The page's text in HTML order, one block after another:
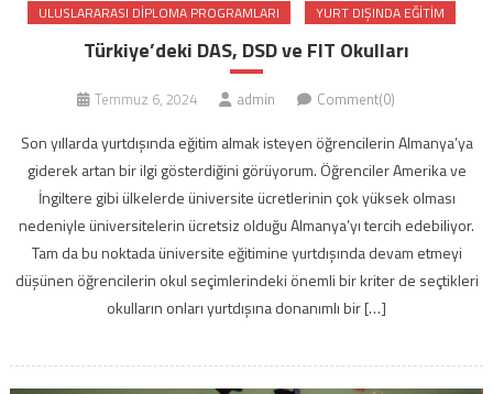
ULUSLARARASI DIPLOMA PROGRAMLARI YURT DIŞINDA EĞITIM
Türkiye’deki DAS, DSD ve FIT Okulları
Temmuz 6, 2024 admin Comment(0)
Son yıllarda yurtdışında eğitim almak isteyen öğrencilerin Almanya’ya
giderek artan bir ilgi gösterdiğini görüyorum. Öğrenciler Amerika ve
İngiltere gibi ülkelerde üniversite ücretlerinin çok yüksek olması
nedeniyle üniversitelerin ücretsiz olduğu Almanya’yı tercih edebiliyor.
Tam da bu noktada üniversite eğitimine yurtdışında devam etmeyi
düşünen öğrencilerin okul seçimlerindeki önemli bir kriter de seçtikleri
okulların onları yurtdışına donanımlı bir […]